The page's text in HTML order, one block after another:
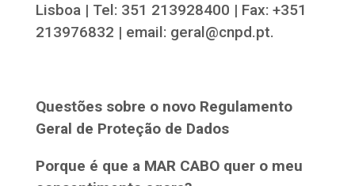
Lisboa | Tel: 351 213928400 | Fax: +351
213976832 | email: geral@cnpd.pt.
Questões sobre o novo Regulamento
Geral de Proteção de Dados
Porque é que a MAR CABOquer o meu